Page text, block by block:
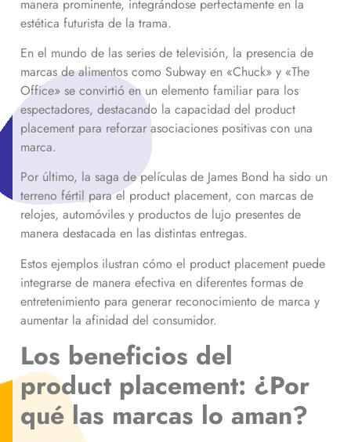
manera prominente, integrándose perfectamente en la
estética futurista de la trama.
En el mundo de las series de televisión, la presencia de
marcas de alimentos como Subway en «Chuck» y «The
Office» se convirtió en un elemento familiar para los
espectadores, destacando la capacidad del product
placement para reforzar asociaciones positivas con una
marca.
Por último, la saga de películas de James Bond ha sido un
terreno fértil para el product placement, con marcas de
relojes, automóviles y productos de lujo presentes de
manera destacada en las distintas entregas.
Estos ejemplos ilustran cómo el product placement puede
integrarse de manera efectiva en diferentes formas de
entretenimiento para generar reconocimiento de marca y
aumentar la afinidad del consumidor.
Los beneficios del
product placement: ¿Por
qué las marcas lo aman?